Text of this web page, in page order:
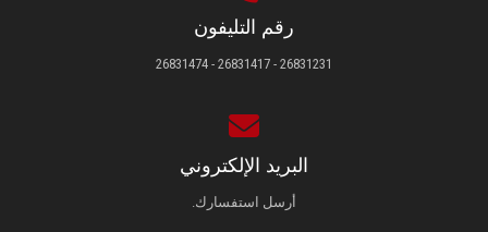
رقم التليفون
26831231 - 26831417 - 26831474
البريد الإلكتروني
أرسل استفسارك.